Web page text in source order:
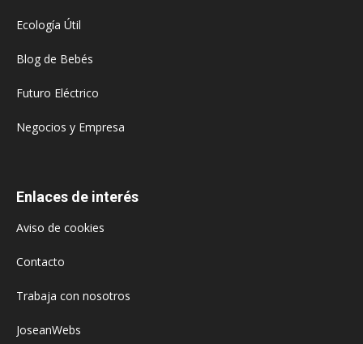
Ecología Útil
Blog de Bebés
Futuro Eléctrico
Negocios y Empresa
Enlaces de interés
Aviso de cookies
Contacto
Trabaja con nosotros
JoseanWebs